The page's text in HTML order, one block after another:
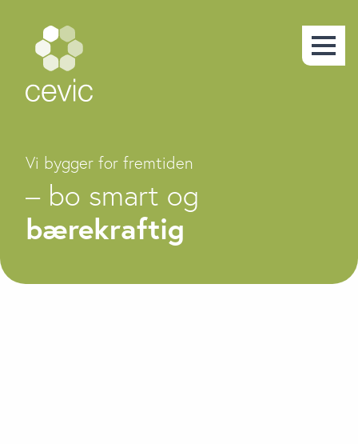
Vi bygger for fremtiden
– bo smart og
bærekraftig